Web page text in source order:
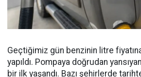
Geçtiğimiz gün benzinin litre
yapıldı. Pompaya doğrudan
bir ilk yaşandı. Bazı şehirlerde